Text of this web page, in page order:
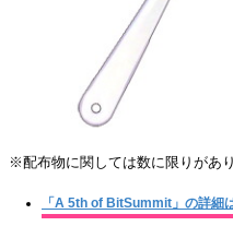
※配布物に関しては数に限りがあ
「A 5th of BitSummit」の詳細